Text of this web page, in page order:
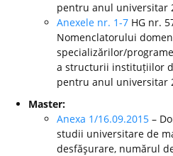
pentru anul universitar
Anexele nr. 1-7 HG nr.
Nomenclatorului
specializărilor/
a structurii instituțiilor
pentru anul universitar
Master:
Anexa 1/16.09.2015 –
studii universitare de
desfăşurare, numărul